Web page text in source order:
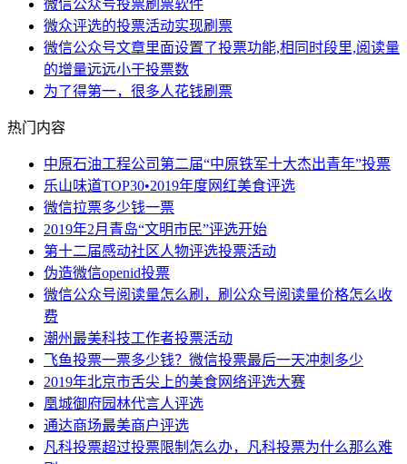
微信公众号投票刷票软件
微众评选的投票活动实现刷票
微信公众号文章里面设置了投票功能,相同时段里,阅读量
的增量远远小于投票数
为了得第一，很多人花钱刷票
热门内容
中原石油工程公司第二届“中原铁军十大杰出青年”投票
乐山味道TOP30•2019年度网红美食评选
微信拉票多少钱一票
2019年2月青岛“文明市民”评选开始
第十二届感动社区人物评选投票活动
伪造微信openid投票
微信公众号阅读量怎么刷，刷公众号阅读量价格怎么收
费
潮州最美科技工作者投票活动
飞鱼投票一票多少钱？微信投票最后一天冲刺多少
2019年北京市舌尖上的美食网络评选大赛
凰城御府园林代言人评选
通达商场最美商户评选
凡科投票超过投票限制怎么办，凡科投票为什么那么难